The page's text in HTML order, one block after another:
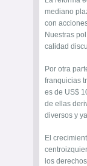
mediano
con
Nuestras
calidad
Por otra
franquicias
es de US$
de ellas
diversos y
El
los